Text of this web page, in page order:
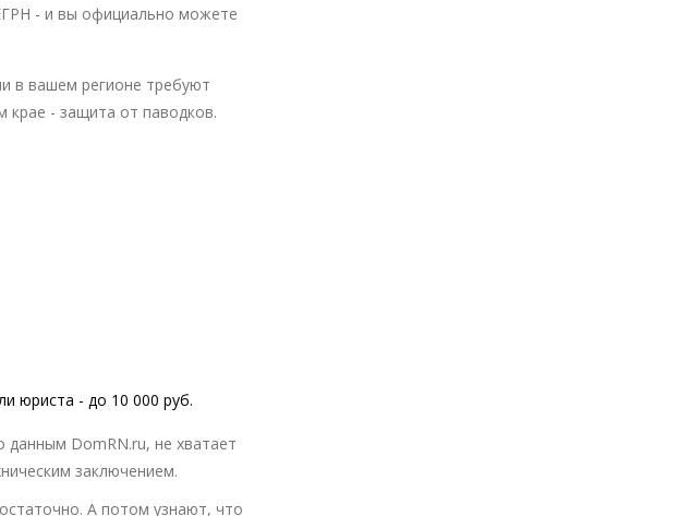
- и вы официально можете
в вашем регионе требуют
крае - защита от паводков.
юриста - до 10 000 руб.
данным DomRN.ru, не хватает
заключением.
А потом узнают, что